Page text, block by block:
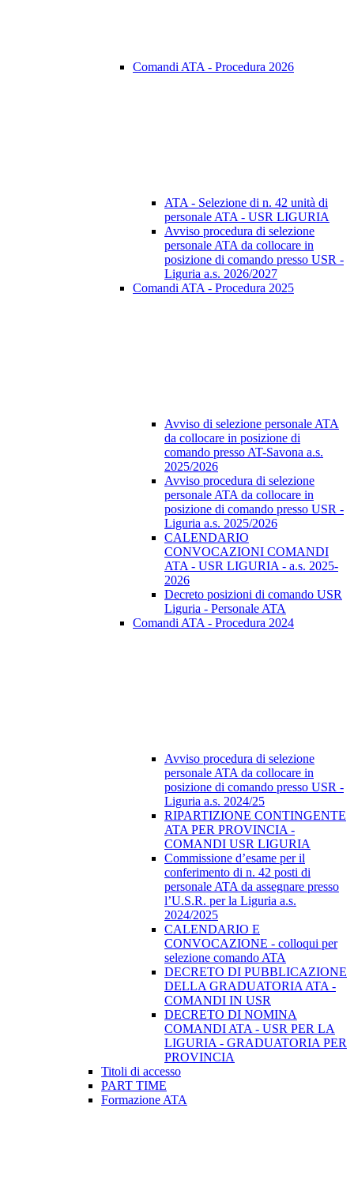
Comandi ATA - Procedura 2026
ATA - Selezione di n. 42 unità di
personale ATA - USR LIGURIA
Avviso procedura di selezione
personale ATA da collocare in
posizione di comando presso USR -
Liguria a.s. 2026/2027
Comandi ATA - Procedura 2025
Avviso di selezione personale ATA
da collocare in posizione di
comando presso AT-Savona a.s.
2025/2026
Avviso procedura di selezione
personale ATA da collocare in
posizione di comando presso USR -
Liguria a.s. 2025/2026
CALENDARIO
CONVOCAZIONI COMANDI
ATA - USR LIGURIA - a.s. 2025-
2026
Decreto posizioni di comando USR
Liguria - Personale ATA
Comandi ATA - Procedura 2024
Avviso procedura di selezione
personale ATA da collocare in
posizione di comando presso USR -
Liguria a.s. 2024/25
RIPARTIZIONE CONTINGENTE
ATA PER PROVINCIA -
COMANDI USR LIGURIA
Commissione d’esame per il
conferimento di n. 42 posti di
personale ATA da assegnare presso
l’U.S.R. per la Liguria a.s.
2024/2025
CALENDARIO E
CONVOCAZIONE - colloqui per
selezione comando ATA
DECRETO DI PUBBLICAZIONE
DELLA GRADUATORIA ATA -
COMANDI IN USR
DECRETO DI NOMINA
COMANDI ATA - USR PER LA
LIGURIA - GRADUATORIA PER
PROVINCIA
Titoli di accesso
PART TIME
Formazione ATA